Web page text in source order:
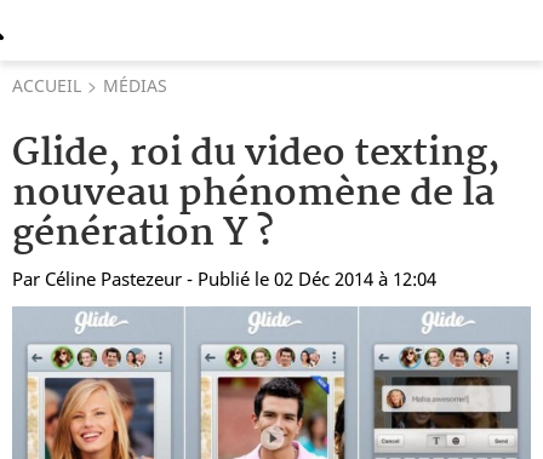
ACCUEIL MÉDIAS
Glide, roi du video texting,
nouveau phénomène de la
génération Y ?
Par Céline Pastezeur - Publié le 02 Déc 2014 à 12:04